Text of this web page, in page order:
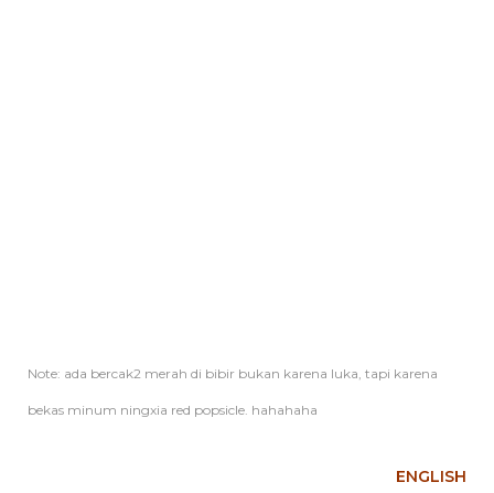
Note: ada bercak2 merah di bibir bukan karena luka, tapi karena
bekas minum ningxia red popsicle. hahahaha
ENGLISH